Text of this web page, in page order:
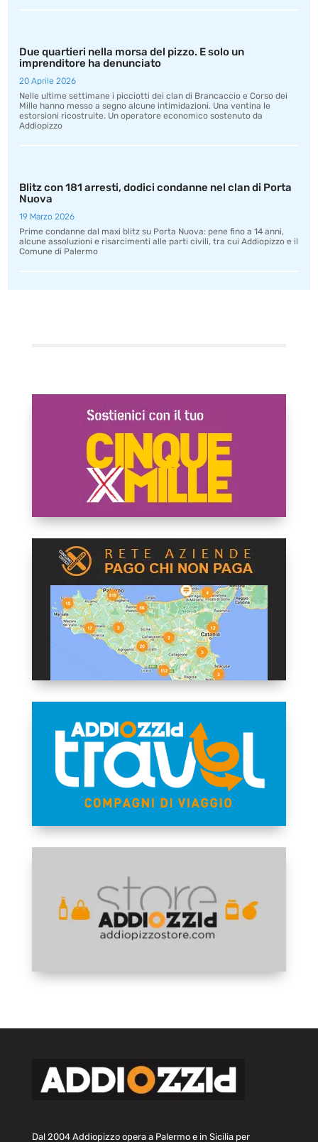
Due quartieri nella morsa del pizzo. E solo un
imprenditore ha denunciato
20 Aprile 2026
Nelle ultime settimane i picciotti dei clan di Brancaccio e Corso dei
Mille hanno messo a segno alcune intimidazioni. Una ventina le
estorsioni ricostruite. Un operatore economico sostenuto da
Addiopizzo
Blitz con 181 arresti, dodici condanne nel clan di Porta
Nuova
19 Marzo 2026
Prime condanne dal maxi blitz su Porta Nuova: pene fino a 14 anni,
alcune assoluzioni e risarcimenti alle parti civili, tra cui Addiopizzo e il
Comune di Palermo
Dal 2004 Addiopizzo opera a Palermo e in Sicilia per